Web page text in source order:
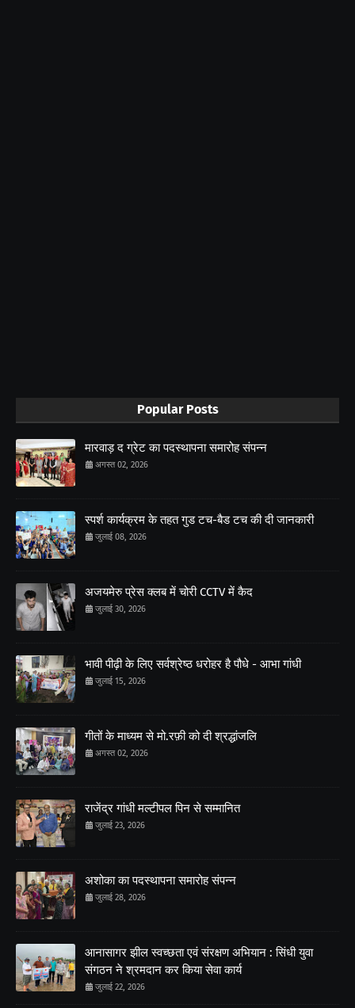
Popular Posts
मारवाड़ द ग्रेट का पदस्थापना समारोह संपन्न
अगस्त 02, 2026
स्पर्श कार्यक्रम के तहत गुड टच-बैड टच की दी जानकारी
जुलाई 08, 2026
अजयमेरु प्रेस क्लब में चोरी CCTV में कैद
जुलाई 30, 2026
भावी पीढ़ी के लिए सर्वश्रेष्ठ धरोहर है पौधे - आभा गांधी
जुलाई 15, 2026
गीतों के माध्यम से मो.रफ़ी को दी श्रद्धांजलि
अगस्त 02, 2026
राजेंद्र गांधी मल्टीपल पिन से सम्मानित
जुलाई 23, 2026
अशोका का पदस्थापना समारोह संपन्न
जुलाई 28, 2026
आनासागर झील स्वच्छता एवं संरक्षण अभियान : सिंधी युवा
संगठन ने श्रमदान कर किया सेवा कार्य
जुलाई 22, 2026